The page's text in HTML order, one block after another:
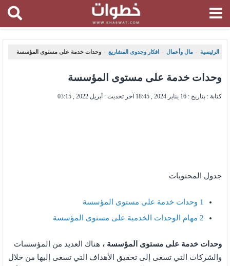
الرئيسية ، مال وأعمال ، افكار وجدوى المشاريع ، وحدات خدمة على مستوى المؤسسة
وحدات خدمة على مستوى المؤسسة
كتابة : بتاريخ : 16 يناير 2024 , 18:45 آخر تحديث : أبريل 2022 , 03:15
جدول المحتويات
1 وحدات خدمة على مستوى المؤسسة
2 مهام الوحدات الخدمية على مستوى المؤسسة
وحدات خدمة على مستوى المؤسسة ، هناك العديد من المؤسسات
والشركات التي تسعى إلى تحقيق الأهداف التي تسعى إليها من خلال